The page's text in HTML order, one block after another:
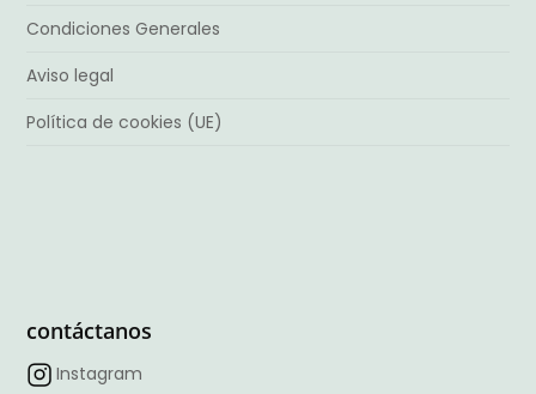
Condiciones Generales
Aviso legal
Política de cookies (UE)
contáctanos
Instagram